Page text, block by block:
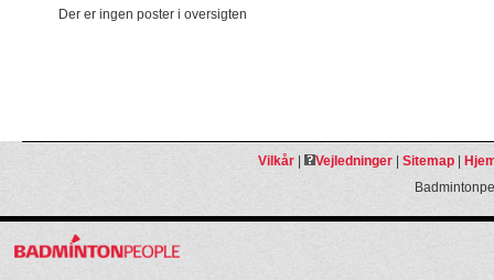
Der er ingen poster i oversigten
Vilkår| Vejledninger| Sitemap|